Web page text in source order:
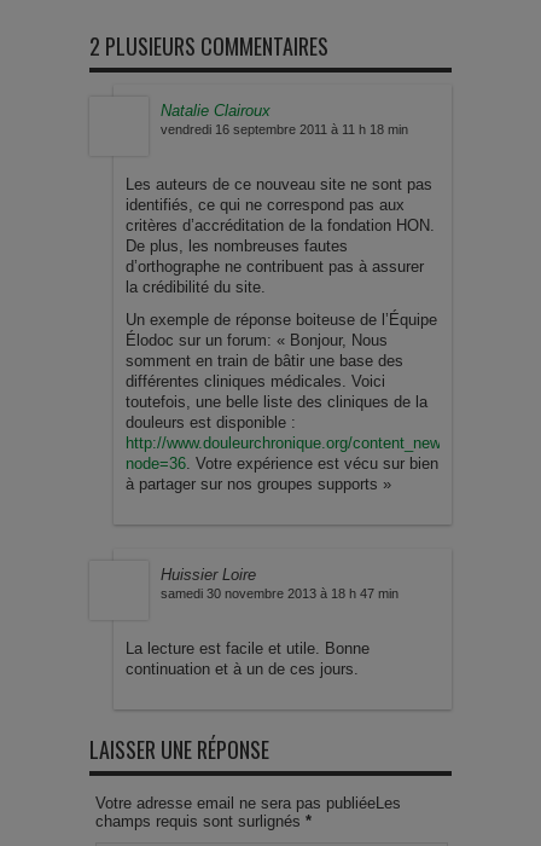
2 PLUSIEURS COMMENTAIRES
Natalie Clairoux
vendredi 16 septembre 2011 à 11 h 18 min
Les auteurs de ce nouveau site ne sont pas
identifiés, ce qui ne correspond pas aux
critères d’accréditation de la fondation HON.
De plus, les nombreuses fautes
d’orthographe ne contribuent pas à assurer
la crédibilité du site.
Un exemple de réponse boiteuse de l’Équipe
Élodoc sur un forum: « Bonjour, Nous
somment en train de bâtir une base des
différentes cliniques médicales. Voici
toutefois, une belle liste des cliniques de la
douleurs est disponible :
http://www.douleurchronique.org/content_new.asp?
node=36. Votre expérience est vécu sur bien
à partager sur nos groupes supports »
Huissier Loire
samedi 30 novembre 2013 à 18 h 47 min
La lecture est facile et utile. Bonne
continuation et à un de ces jours.
LAISSER UNE RÉPONSE
Votre adresse email ne sera pas publiéeLes
champs requis sont surlignés *